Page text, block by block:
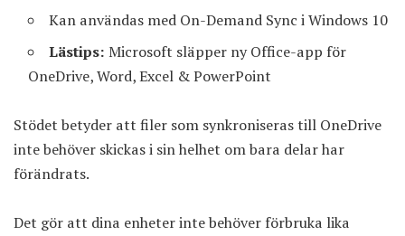
Kan användas med On-Demand Sync i Windows 10
Lästips: Microsoft släpper ny Office-app för
OneDrive, Word, Excel & PowerPoint
Stödet betyder att filer som synkroniseras till OneDrive
inte behöver skickas i sin helhet om bara delar har
förändrats.
Det gör att dina enheter inte behöver förbruka lika